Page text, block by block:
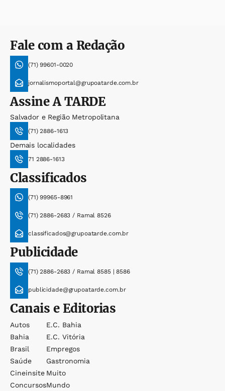
Fale com a Redação
(71) 99601-0020
jornalismoportal@grupoatarde.com.br
AssineA TARDE
Salvador e Região Metropolitana
(71) 2886-1613
Demais localidades
71 2886-1613
Classificados
(71) 99965-8961
(71) 2886-2683 / Ramal 8526
classificados@grupoatarde.com.br
Publicidade
(71) 2886-2683 / Ramal 8585 | 8586
publicidade@grupoatarde.com.br
Canais e Editorias
Autos
Bahia
Brasil
Saúde
Cineinsite
Concursos
E.c. Bahia
E.c. Vitória
Empregos
Gastronomia
Muito
Mundo